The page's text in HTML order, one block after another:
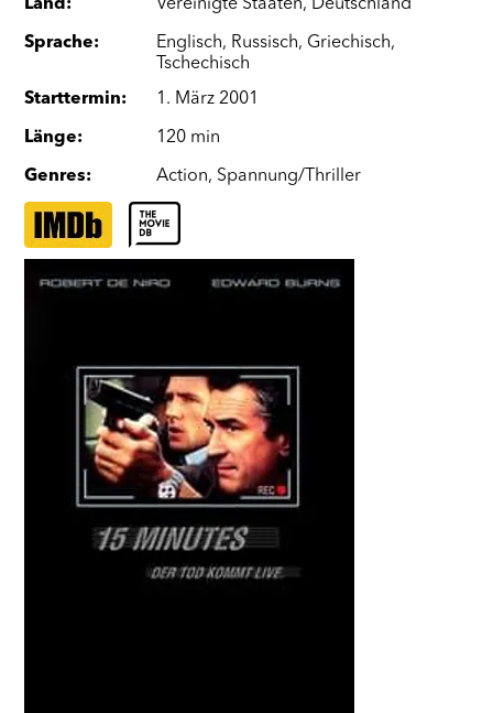
Land: Vereinigte Staaten, Deutschland
Sprache: Englisch, Russisch, Griechisch,
Tschechisch
Starttermin: 1. März 2001
Länge: 120 min
Genres: Action, Spannung/Thriller